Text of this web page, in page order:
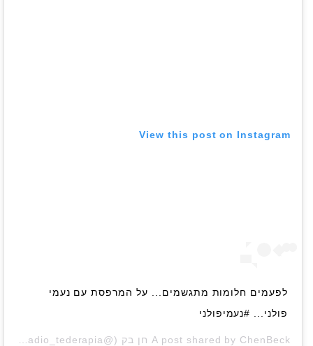
View this post on Instagram
לפעמים חלומות מתגשמים... על המרפסת עם נעמי
פולני... #נעמיפולני
A post shared by ChenBeck חן בק (@chen_beck_radio_tederapia) on